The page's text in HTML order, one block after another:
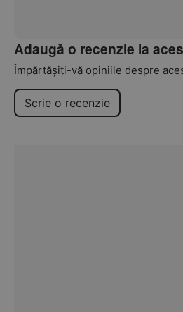
Adaugă o recenzie la
Împărtășiți-vă opiniile despre
Scrie o recenzie